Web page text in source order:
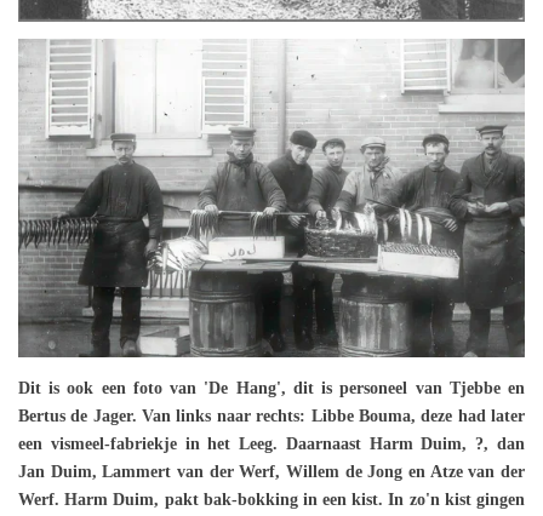
Dit is ook een foto van 'De Hang', dit is personeel van Tjebbe en
Bertus de Jager. Van links naar rechts: Libbe Bouma, deze had later
een vismeel-fabriekje in het Leeg. Daarnaast Harm Duim, ?, dan
Jan Duim, Lammert van der Werf, Willem de Jong en Atze van der
Werf. Harm Duim, pakt bak-bokking in een kist. In zo'n kist gingen